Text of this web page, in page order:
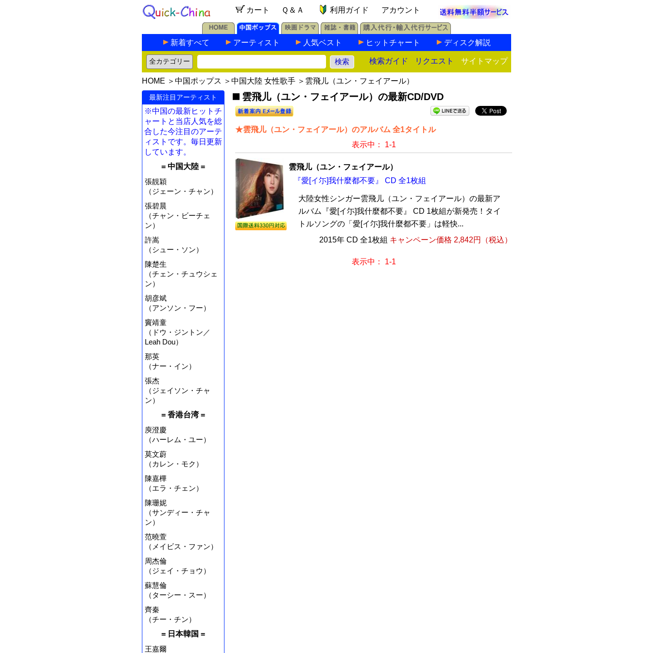
カート Ｑ＆Ａ 利用ガイド アカウント
新着すべて アーティスト 人気ベスト ヒットチャート ディスク解説
検索ガイド リクエスト サイトマップ
HOME ＞ 中国ポップス ＞ 中国大陸 女性歌手 ＞雲飛儿（ユン・フェイアール）
最新注目アーティスト
※中国の最新ヒットチ
ャートと当店人気を総
合した今注目のアーテ
ィストです。毎日更新
しています。
= 中国大陸 =
張靚穎
（ジェーン・チャン）
張碧晨
（チャン・ビーチェ
ン）
許嵩
（シュー・ソン）
陳楚生
（チェン・チュウシェ
ン）
胡彦斌
（アンソン・フー）
竇靖童
（ドウ・ジントン／
Leah Dou）
那英
（ナー・イン）
張杰
（ジェイソン・チャ
ン）
= 香港台湾 =
庾澄慶
（ハーレム・ユー）
莫文蔚
（カレン・モク）
陳嘉樺
（エラ・チェン）
陳珊妮
（サンディー・チャ
ン）
范曉萱
（メイビス・ファン）
周杰倫
（ジェイ・チョウ）
蘇慧倫
（ターシー・スー）
齊秦
（チー・チン）
= 日本韓国 =
王嘉爾
雲飛儿（ユン・フェイアール）の最新CD/DVD
★雲飛儿（ユン・フェイアール）のアルバム 全1タイトル
表示中： 1-1
雲飛儿（ユン・フェイアール）
『愛[イ尓]我什麼都不要』 CD 全1枚組
大陸女性シンガー雲飛儿（ユン・フェイアール）の最新ア
ルバム『愛[イ尓]我什麼都不要』 CD 1枚組が新発売！タイ
トルソングの「愛[イ尓]我什麼都不要」は軽快...
2015年 CD 全1枚組 キャンペーン価格 2,842円（税込）
表示中： 1-1